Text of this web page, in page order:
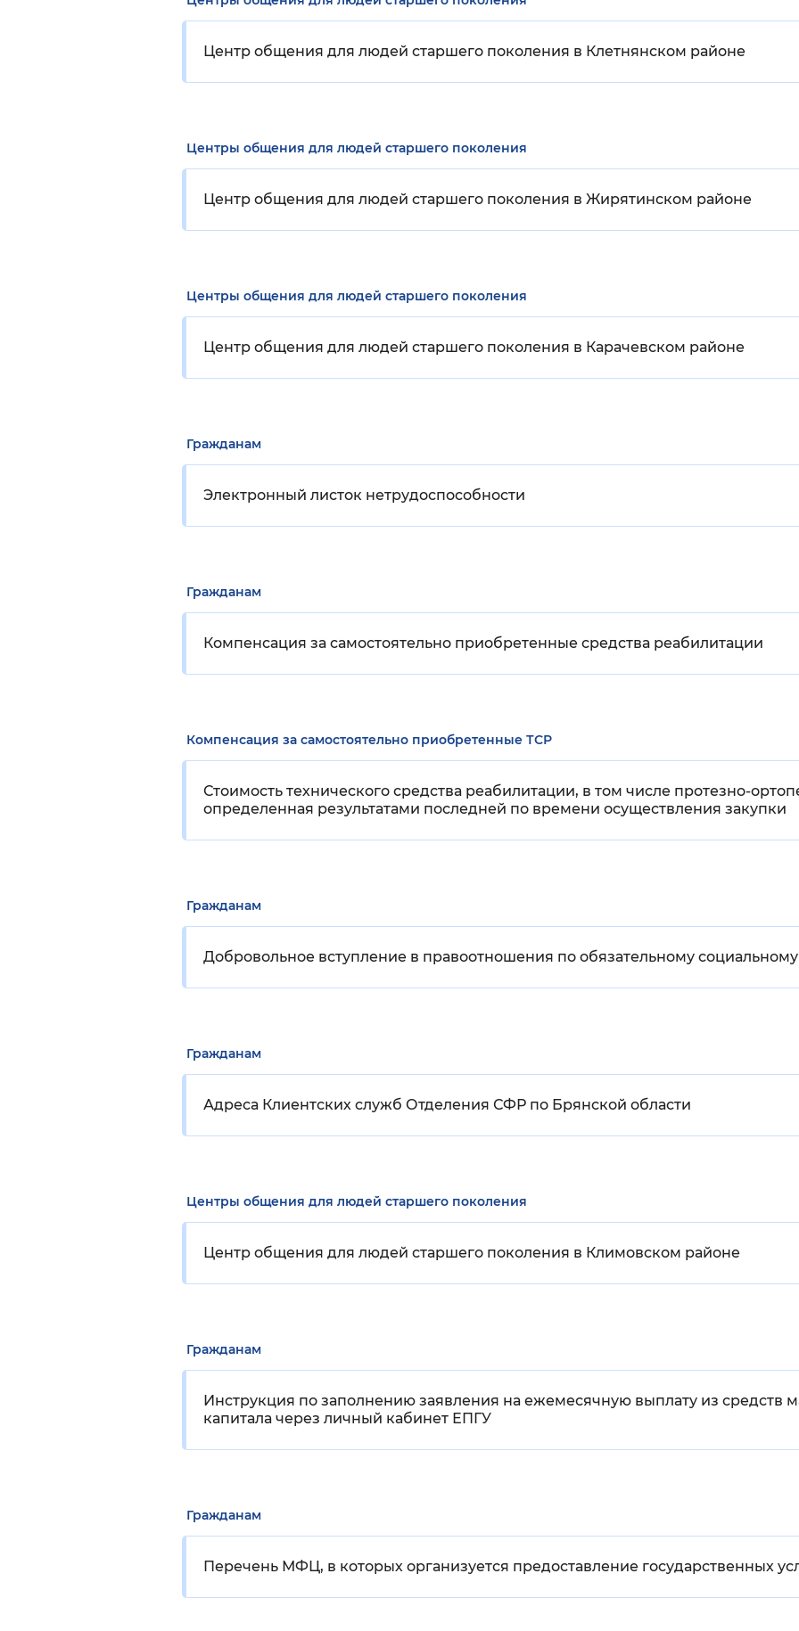
Центр общения для людей старшего поколения в Клетнянском районе
Центры общения для людей старшего поколения
Центр общения для людей старшего поколения в Жирятинском районе
Центры общения для людей старшего поколения
Центр общения для людей старшего поколения в Карачевском районе
Гражданам
Электронный листок нетрудоспособности
Гражданам
Компенсация за самостоятельно приобретенные средства реабилитации
Компенсация за самостоятельно приобретенные ТСР
Стоимость технического средства реабилитации, в том числе протезно-
определенная результатами последней по времени осуществления закупки
Гражданам
Добровольное вступление в правоотношения по обязательному
Гражданам
Адреса Клиентских служб Отделения СФР по Брянской области
Центры общения для людей старшего поколения
Центр общения для людей старшего поколения в Климовском районе
Гражданам
Инструкция по заполнению заявления на ежемесячную выплату из средств
капитала через личный кабинет ЕПГУ
Гражданам
Перечень МФЦ, в которых организуется предоставление государственных